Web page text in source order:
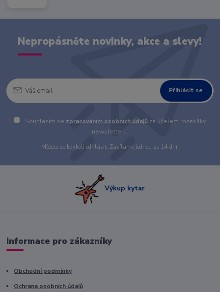
Nepropásněte novinky, akce a slevy!
Přihlásit se
Souhlasím se zpracováním osobních údajů za účelem rozesílky
newsletteru.
Můžete se kdykoli odhlásit. Zasíláme jednou za 14 dní.
Výkup kytar
Informace pro zákazníky
Obchodní podmínky
Ochrana osobních údajů